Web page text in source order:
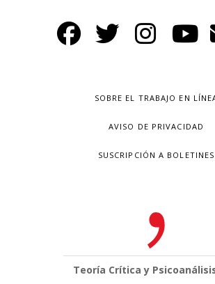
SOBRE EL TRABAJO EN
AVISO DE PRIVACIDAD
SUSCRIPCIÓN A BOLETINES
Teoría Crítica y